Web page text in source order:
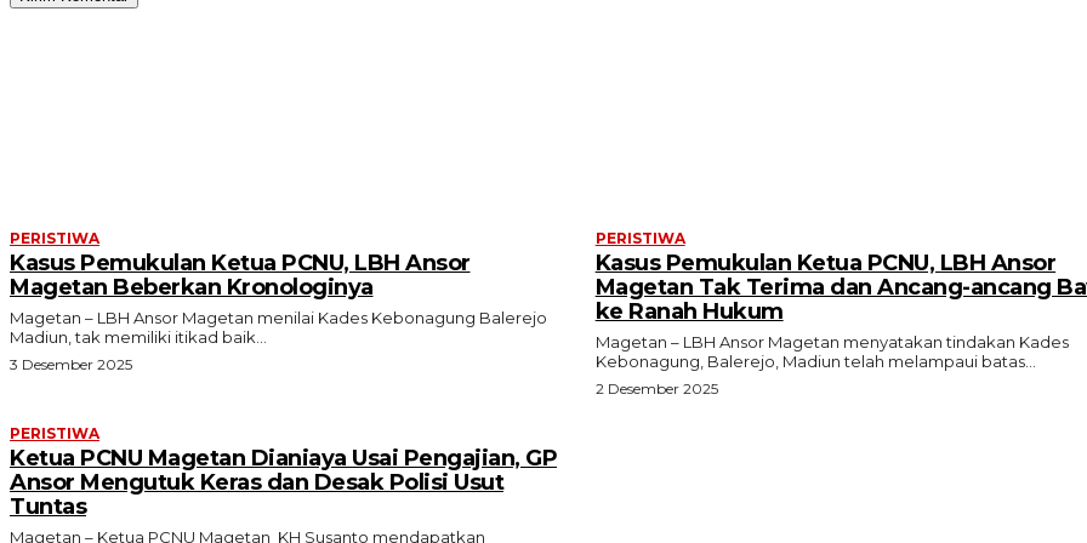
PERISTIWA
Kasus Pemukulan Ketua PCNU, LBH Ansor
Magetan Beberkan Kronologinya
Magetan – LBH Ansor Magetan menilai Kades Kebonagung Balerejo
Madiun, tak memiliki itikad baik...
3 Desember 2025
PERISTIWA
Kasus Pemukulan Ketua PCNU, LBH Ansor
Magetan Tak Terima dan Ancang-ancang
ke Ranah Hukum
Magetan – LBH Ansor Magetan menyatakan tindakan Kades
Kebonagung, Balerejo, Madiun telah melampaui batas...
2 Desember 2025
PERISTIWA
Ketua PCNU Magetan Dianiaya Usai Pengajian, GP
Ansor Mengutuk Keras dan Desak Polisi Usut
Tuntas
Magetan – Ketua PCNU Magetan KH Susanto mendapatkan